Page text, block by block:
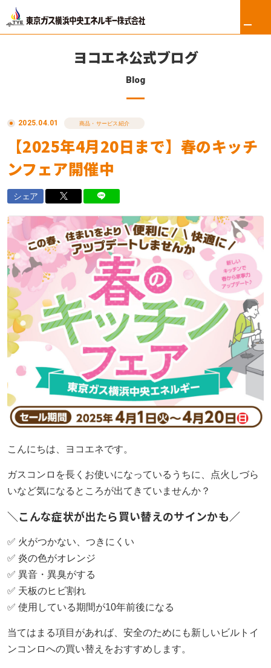
リフォーム
東京ガス修理サービス
法人のお客さま
会社案内
採用情報
ヨコエネ公式ブログ
店舗・事業所案内
お問い合わせ
ヨコエネ公式ブログ
Blog
2025.04.01 商品・サービス紹介
【2025年4月20日まで】春のキッチ
ンフェア開催中
シェア
こんにちは、ヨコエネです。
ガスコンロを長くお使いになっているうちに、点火しづら
いなど気になるところが出てきていませんか？
＼こんな症状が出たら買い替えのサインかも／
✅ 火がつかない、つきにくい
✅ 炎の色がオレンジ
✅ 異音・異臭がする
✅ 天板のヒビ割れ
✅ 使用している期間が10年前後になる
当てはまる項目があれば、安全のためにも新しいビルトイ
ンコンロへの買い替えをおすすめします。